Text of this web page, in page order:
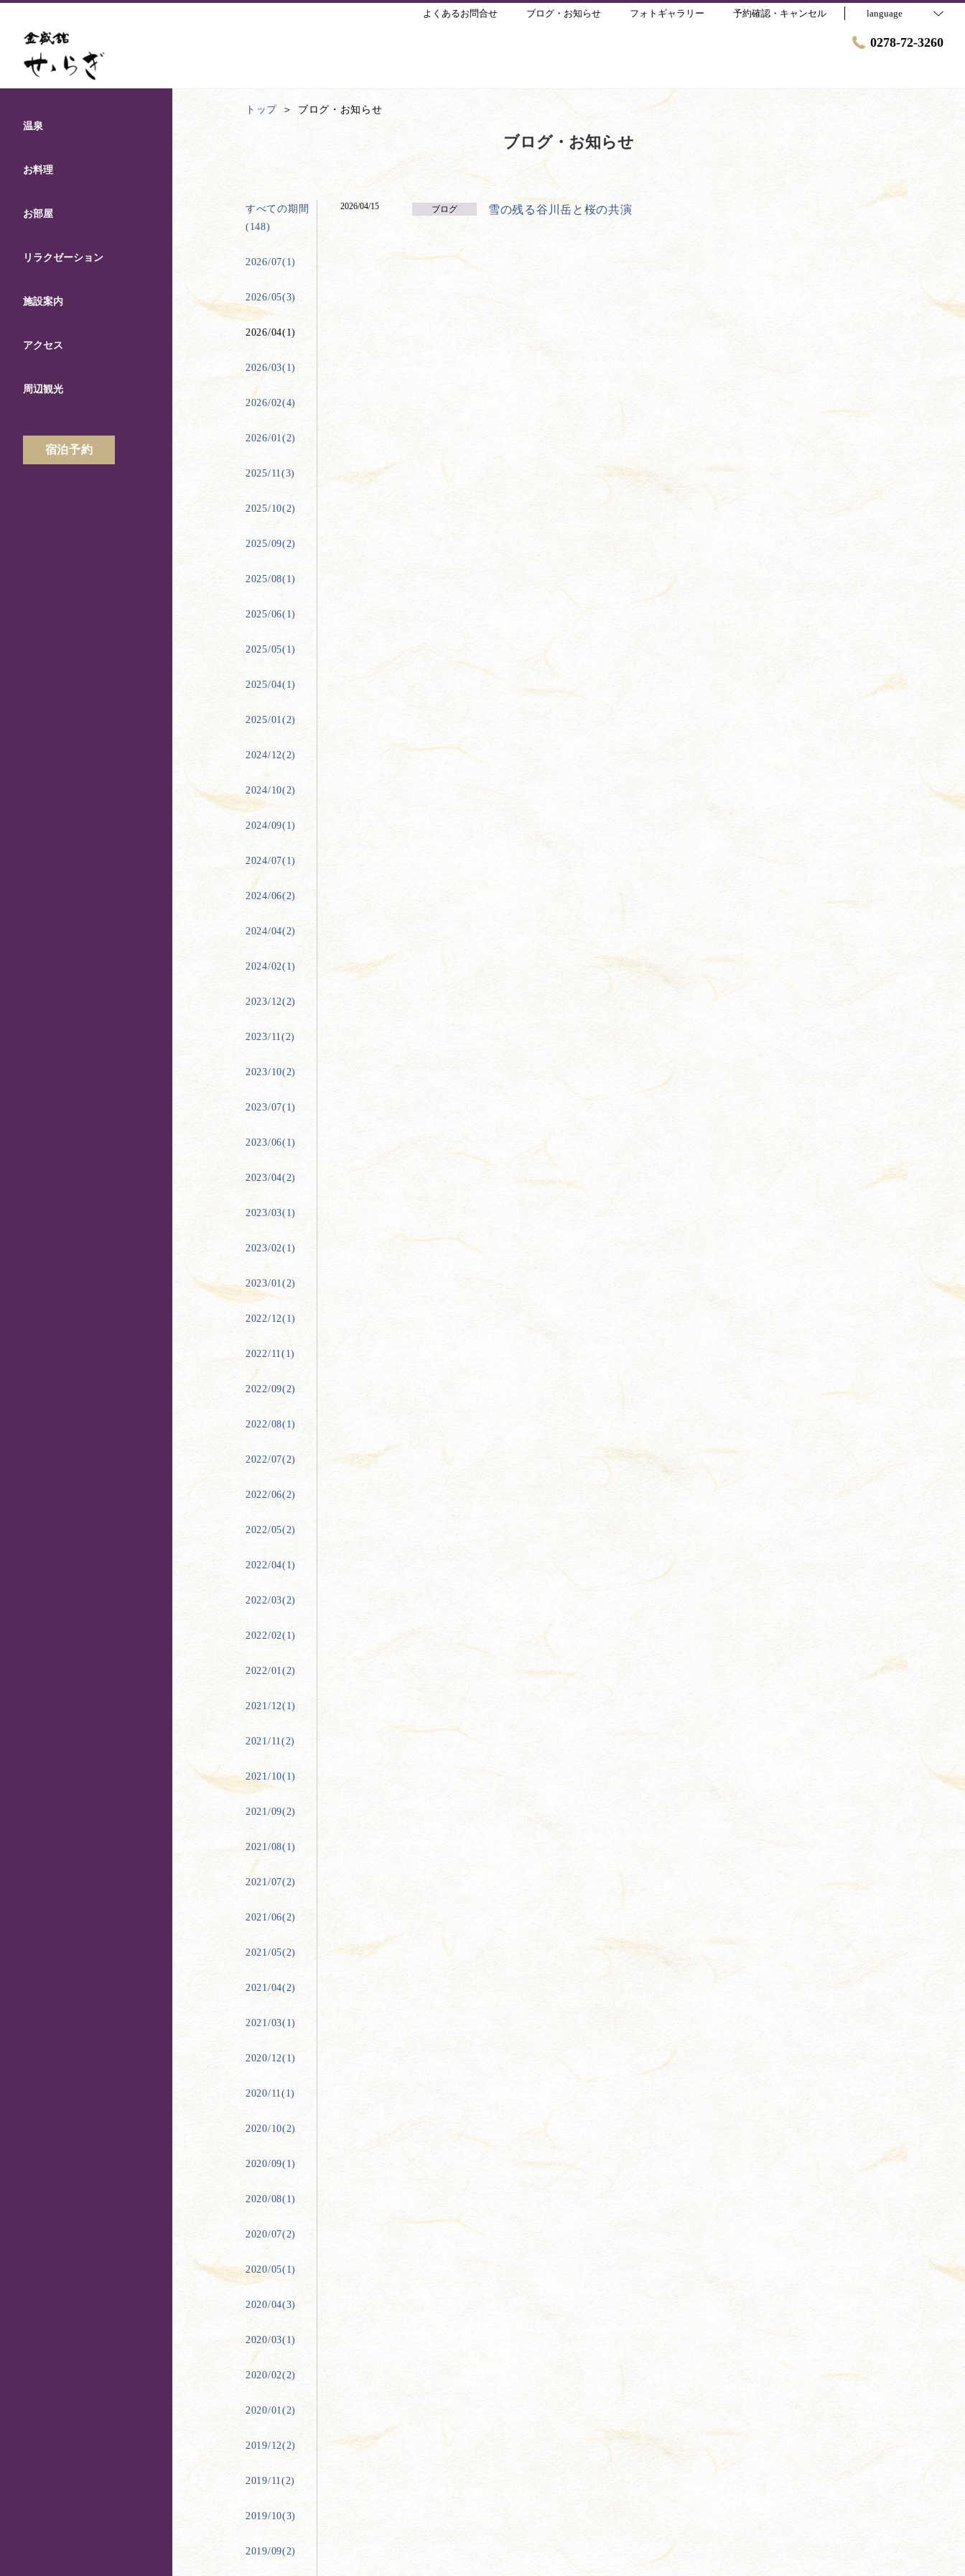
よくあるお問合せ ブログ・お知らせ フォトギャラリー 予約確認・キャンセル language
0278-72-3260
温泉
お料理
お部屋
リラクゼーション
施設案内
アクセス
周辺観光
宿泊予約
トップ ブログ・お知らせ
ブログ・お知らせ
すべての期間
(148)
2026/07(1)
2026/05(3)
2026/04(1)
2026/03(1)
2026/02(4)
2026/01(2)
2025/11(3)
2025/10(2)
2025/09(2)
2025/08(1)
2025/06(1)
2025/05(1)
2025/04(1)
2025/01(2)
2024/12(2)
2024/10(2)
2024/09(1)
2024/07(1)
2024/06(2)
2024/04(2)
2024/02(1)
2023/12(2)
2023/11(2)
2023/10(2)
2023/07(1)
2023/06(1)
2023/04(2)
2023/03(1)
2023/02(1)
2023/01(2)
2022/12(1)
2022/11(1)
2022/09(2)
2022/08(1)
2022/07(2)
2022/06(2)
2022/05(2)
2022/04(1)
2022/03(2)
2022/02(1)
2022/01(2)
2021/12(1)
2021/11(2)
2021/10(1)
2021/09(2)
2021/08(1)
2021/07(2)
2021/06(2)
2021/05(2)
2021/04(2)
2021/03(1)
2020/12(1)
2020/11(1)
2020/10(2)
2020/09(1)
2020/08(1)
2020/07(2)
2020/05(1)
2020/04(3)
2020/03(1)
2020/02(2)
2020/01(2)
2019/12(2)
2019/11(2)
2019/10(3)
2019/09(2)
2026/04/15 ブログ 雪の残る谷川岳と桜の共演